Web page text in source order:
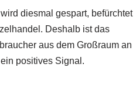
diesmal gespart, befürchtet
Deshalb ist das
aus dem Großraum an
positives Signal.